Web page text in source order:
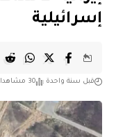
إسرائيلية
قبل سنة واحدة 30 مشاهدات